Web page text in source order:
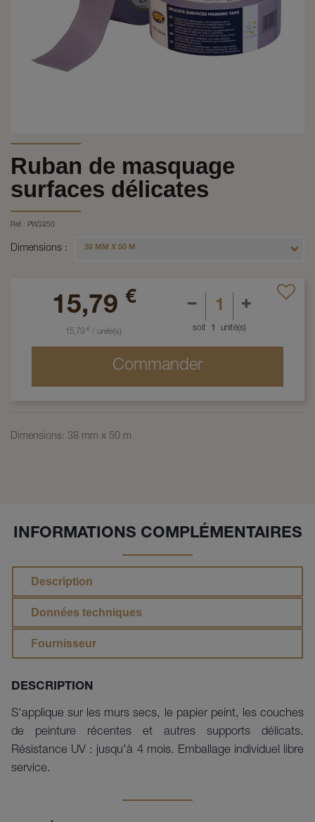
Ruban de masquage
surfaces délicates
Réf : PW3850
Dimensions 38 MM X 50 M
15,79 €
15,79 € / unité(s) soit 1 unité(s)
Commander
Dimensions: 38 mm x 50 m
INFORMATIONS COMPLÉMENTAIRES
Description
Données techniques
Fournisseur
DESCRIPTION
S'applique sur les murs secs, le papier peint, les couches
de peinture récentes et autres supports délicats.
Résistance UV : jusqu'à 4 mois. Emballage individuel libre
service.